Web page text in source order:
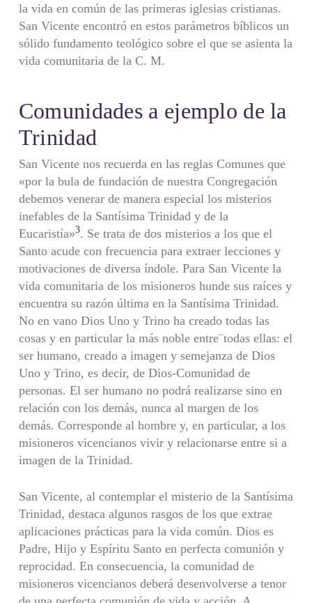
la vida en común de las primeras iglesias cristianas.
San Vicente encontró en estos parámetros bíblicos un
sólido fundamento teológico sobre el que se asienta la
vida comunitaria de la C. M.
Comunidades a ejemplo de la
Trinidad
San Vicente nos recuerda en las reglas Comunes que
«por la bula de fundación de nuestra Congregación
debemos venerar de manera especial los misterios
inefables de la Santísima Trinidad y de la
Eucaristía»3. Se trata de dos misterios a los que el
Santo acude con frecuencia para extraer lecciones y
motivaciones de diversa índole. Para San Vicente la
vida comunitaria de los misioneros hunde sus raíces y
encuentra su razón última en la Santísima Trinidad.
No en vano Dios Uno y Trino ha creado todas las
cosas y en particular la más noble entre–todas ellas: el
ser humano, creado a imagen y semejanza de Dios
Uno y Trino, es decir, de Dios-Comunidad de
personas. El ser humano no podrá realizarse sino en
relación con los demás, nunca al margen de los
demás. Corresponde al hombre y, en particular, a los
misioneros vicencianos vivir y relacionarse entre si a
imagen de la Trinidad.
San Vicente, al contemplar el misterio de la Santísima
Trinidad, destaca algunos rasgos de los que extrae
aplicaciones prácticas para la vida común. Dios es
Padre, Hijo y Espíritu Santo en perfecta comunión y
reprocidad. En consecuencia, la comunidad de
misioneros vicencianos deberá desenvolverse a tenor